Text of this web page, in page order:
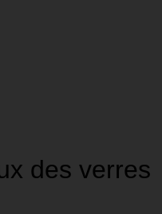
des verres